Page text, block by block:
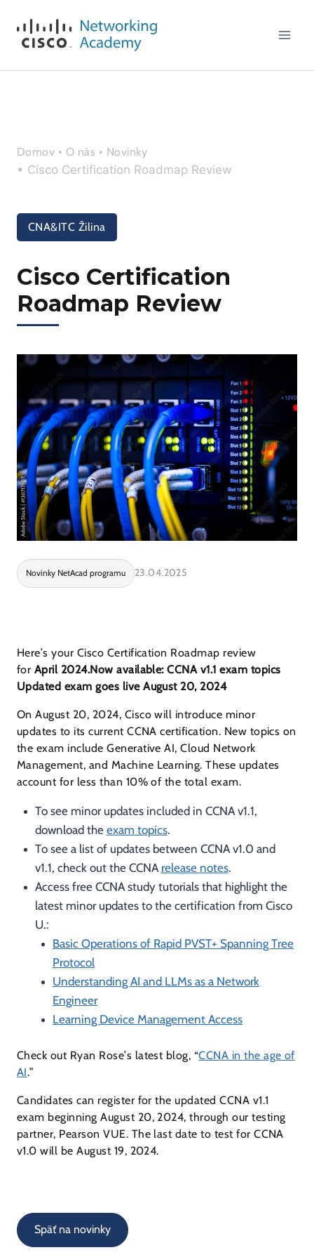
content
Domov • O nás • Novinky
• Cisco Certification Roadmap Review
CNA&ITC Žilina
Cisco Certification
Roadmap Review
Novinky NetAcad programu 23.04.2025
Here’s your Cisco Certification Roadmap review
for April 2024.Now available: CCNA v1.1 exam topics
Updated exam goes live August 20, 2024
On August 20, 2024, Cisco will introduce minor
updates to its current CCNA certification. New topics on
the exam include Generative AI, Cloud Network
Management, and Machine Learning. These updates
account for less than 10% of the total exam.
To see minor updates included in CCNA v1.1,
download the exam topics.
To see a list of updates between CCNA v1.0 and
v1.1, check out the CCNA release notes.
Access free CCNA study tutorials that highlight the
latest minor updates to the certification from Cisco
U.:
Basic Operations of Rapid PVST+ Spanning Tree
Protocol
Understanding AI and LLMs as a Network
Engineer
Learning Device Management Access
Check out Ryan Rose’s latest blog, “CCNA in the age of
AI .”
Candidates can register for the updated CCNA v1.1
exam beginning August 20, 2024, through our testing
partner, Pearson VUE. The last date to test for CCNA
v1.0 will be August 19, 2024.
Späť na novinky